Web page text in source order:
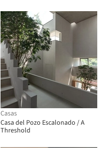
Casas
Casa del Pozo Escalonado / A
Threshold